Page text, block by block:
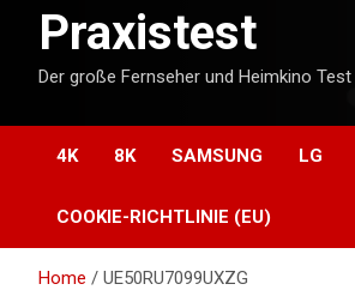
Praxistest
Der große Fernseher und Heimkino Test
4K 8K SAMSUNG LG
COOKIE-RICHTLINIE (EU)
Home UE50RU7099UXZG